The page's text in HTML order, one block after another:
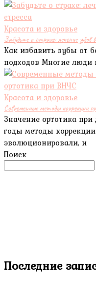
Красота и здоровье
Забудьте о страхе: лечение зубов
Как избавить зубы от
подходов Многие
Красота и здоровье
Современные методы коррекции
Значение ортотика
годы методы
эволюционировали, и
Поиск
Последние